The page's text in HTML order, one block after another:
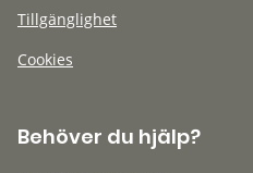
Tillgänglighet
Cookies
Behöver du hjälp?